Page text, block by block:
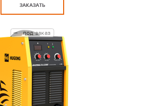
ЗАКАЗАТЬ
под заказ